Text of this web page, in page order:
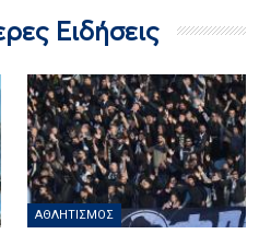
Ειδήσεις
ΑΘΛΗΤΙΣΜΌΣ